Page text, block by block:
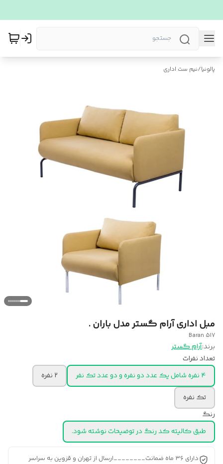
پالونیا/نیم ست اداری
مبل اداری آرام گستر مدل باران .
Baran 517
برند:آرام گستر
تعداد نفرات
۴ نفره شامل یک عدد دو نفره و دو عدد تک نفر
۲ نفره
تک نفره
رنگ
طبق کالیته کد رنگ در توضیحات نوشته شود.
دارای ۳۶ ماه ضمانت________ارسال از تهران و قزوین به سراسر